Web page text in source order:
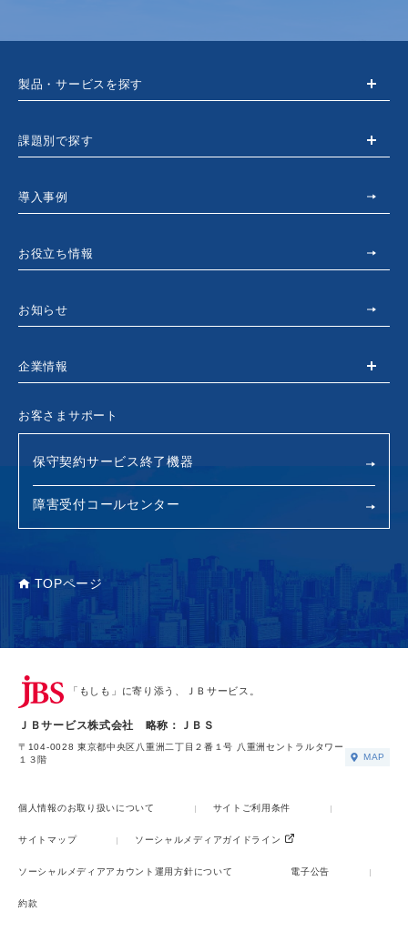
製品・サービスを探す
課題別で探す
導入事例
お役立ち情報
お知らせ
企業情報
お客さまサポート
保守契約サービス終了機器
障害受付コールセンター
TOPページ
「もしも」に寄り添う、ＪＢサービス。
ＪＢサービス株式会社 略称：ＪＢＳ
〒104-0028 東京都中央区八重洲二丁目２番１号 八重洲セントラルタワー
１３階
MAP
個人情報のお取り扱いについて サイトご利用条件
サイトマップ ソーシャルメディアガイドライン
ソーシャルメディアアカウント運用方針について 電子公告
約款